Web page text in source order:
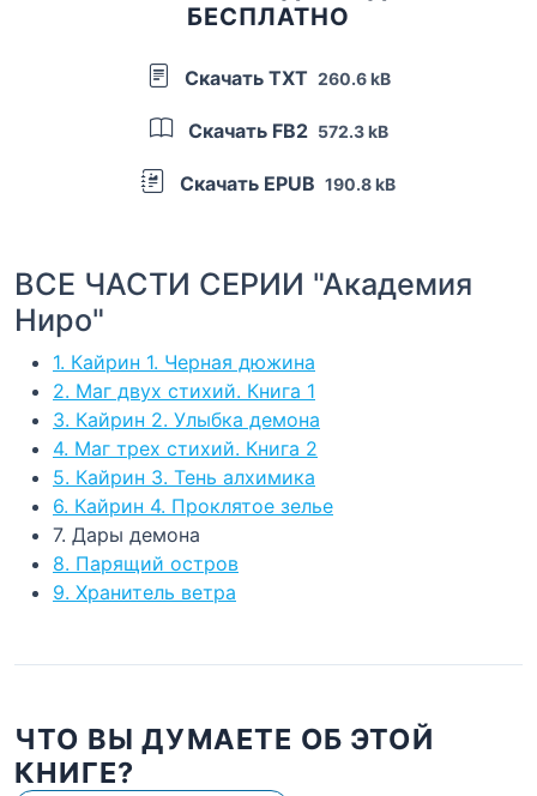
БЕСПЛАТНО
Скачать TXT 260.6 kB
Скачать FB2 572.3 kB
Скачать EPUB 190.8 kB
ВСЕ ЧАСТИ СЕРИИ "Академия
Ниро"
1. Кайрин 1. Черная дюжина
2. Маг двух стихий. Книга 1
3. Кайрин 2. Улыбка демона
4. Маг трех стихий. Книга 2
5. Кайрин 3. Тень алхимика
6. Кайрин 4. Проклятое зелье
7. Дары демона
8. Парящий остров
9. Хранитель ветра
ЧТО ВЫ ДУМАЕТЕ ОБ ЭТОЙ
КНИГЕ?